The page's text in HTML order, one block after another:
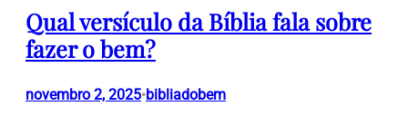
Qual versículo da Bíblia fala sobre
fazer o bem?
novembro 2, 2025•bibliadobem